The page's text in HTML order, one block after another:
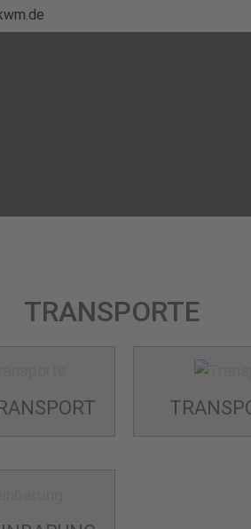
TRANSPORTE